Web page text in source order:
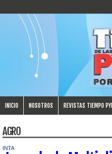
INICIO NOSOTROS REVISTAS TIEMPO
AGRO
INTA